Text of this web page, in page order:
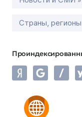
Страны,